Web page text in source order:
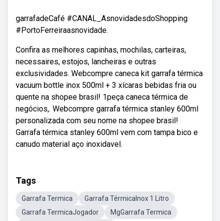
garrafadeCafé #CANAL_AsnovidadesdoShopping
#PortoFerreiraasnovidade.
Confira as melhores capinhas, mochilas, carteiras,
necessaires, estojos, lancheiras e outras
exclusividades. Webcompre caneca kit garrafa térmica
vacuum bottle inox 500ml + 3 xícaras bebidas fria ou
quente na shopee brasil! 1peça caneca térmica de
negócios,. Webcompre garrafa térmica stanley 600ml
personalizada com seu nome na shopee brasil!
Garrafa térmica stanley 600ml vem com tampa bico e
canudo material aço inoxidavel.
Tags
Garrafa Termica
Garrafa TérmicaInox 1 Litro
Garrafa TermicaJogador
MgGarrafa Termica